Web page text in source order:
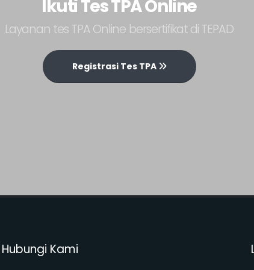
Ikuti Tes TPA Online
Layanan tes TPA Online bersertifikat di TEPAD
Registrasi Tes TPA
Hubungi Kami